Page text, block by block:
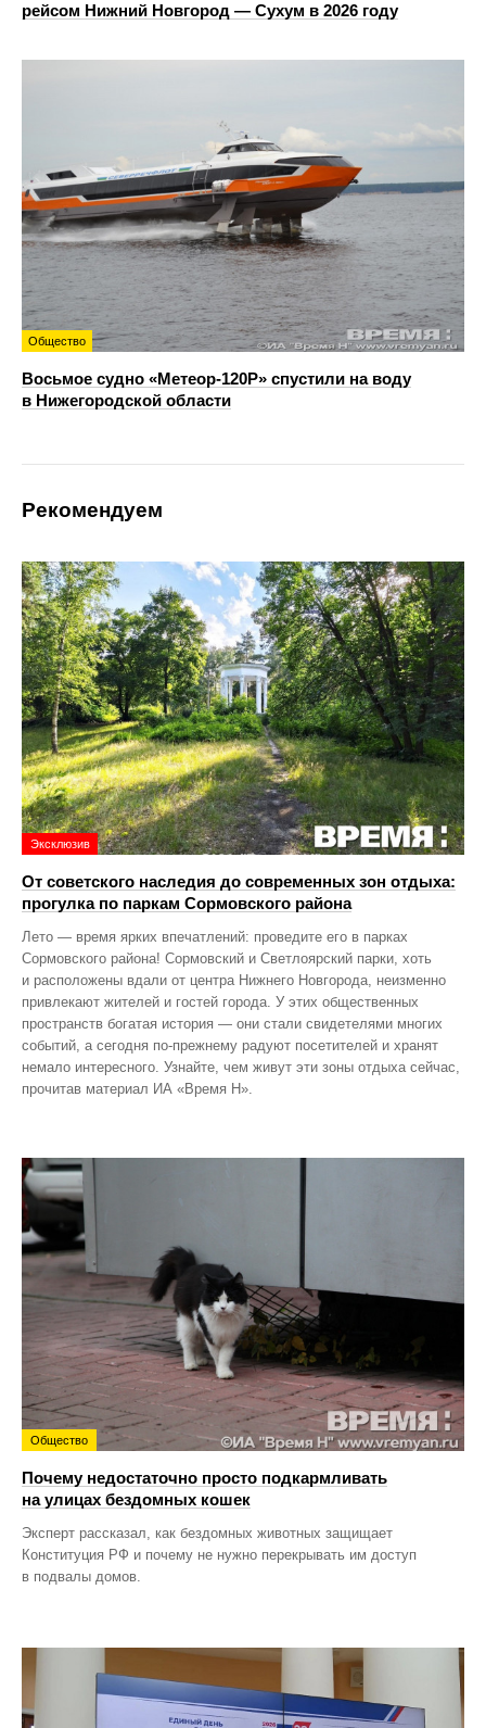
рейсом Нижний Новгород — Сухум в 2026 году
Общество
Восьмое судно «Метеор-120Р» спустили на воду
в Нижегородской области
Рекомендуем
Эксклюзив
От советского наследия до современных зон отдыха:
прогулка по паркам Сормовского района
Лето — время ярких впечатлений: проведите его в парках
Сормовского района! Сормовский и Светлоярский парки, хоть
и расположены вдали от центра Нижнего Новгорода, неизменно
привлекают жителей и гостей города. У этих общественных
пространств богатая история — они стали свидетелями многих
событий, а сегодня по‑прежнему радуют посетителей и хранят
немало интересного. Узнайте, чем живут эти зоны отдыха сейчас,
прочитав материал ИА «Время Н».
Общество
Почему недостаточно просто подкармливать
на улицах бездомных кошек
Эксперт рассказал, как бездомных животных защищает
Конституция РФ и почему не нужно перекрывать им доступ
в подвалы домов.